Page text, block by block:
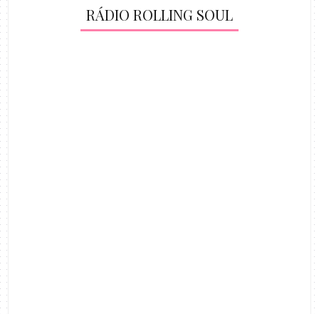
RÁDIO ROLLING SOUL